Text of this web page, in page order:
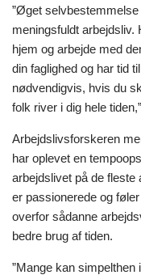
”Øget
meningsfuldt arbejdsliv.
hjem og arbejde med
din faglighed og har tid
nødvendigvis, hvis du
folk river i dig hele
Arbejdslivsforskeren
har oplevet en
arbejdslivet på de fleste
er passionerede og
overfor sådanne
bedre brug af tiden.
”Mange kan